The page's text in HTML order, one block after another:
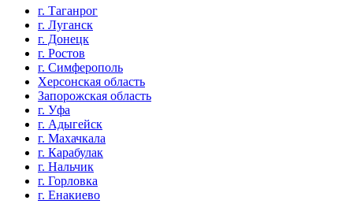
г. Таганрог
г. Луганск
г. Донецк
г. Ростов
г. Симферополь
Херсонская область
Запорожская область
г. Уфа
г. Адыгейск
г. Махачкала
г. Карабулак
г. Нальчик
г. Горловка
г. Енакиево